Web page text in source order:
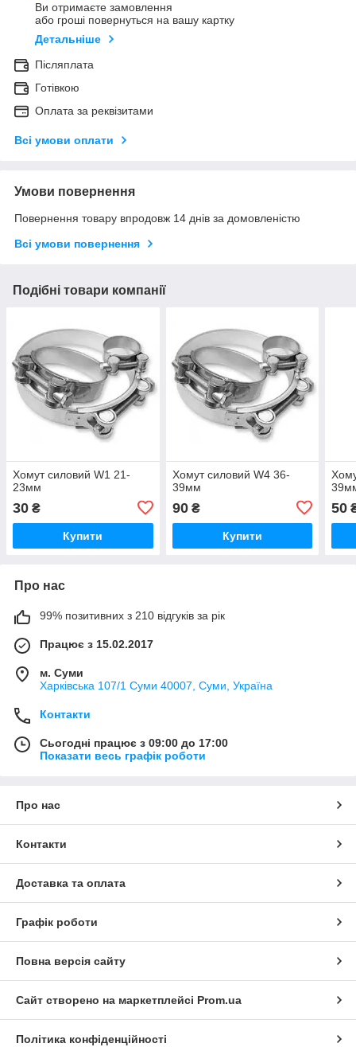
Ви отримаєте замовлення
або гроші повернуться на вашу картку
Детальніше
Післяплата
Готівкою
Оплата за реквізитами
Всі умови оплати
Умови повернення
Повернення товару впродовж 14 днів за домовленістю
Всі умови повернення
Подібні товари компанії
Хомут силовий W1 21-
23мм
30 ₴
Купити
Хомут силовий W4 36-
39мм
90₴
Купити
50
Про нас
99% позитивних з 210 відгуків за рік
Працює з 15.02.2017
м. Суми
Харківська 107/1 Суми 40007, Суми, Україна
Контакти
Сьогодні працює з 09:00 до 17:00
Показати весь графік роботи
Про нас
Контакти
Доставка та оплата
Графік роботи
Повна версія сайту
Сайт створено на маркетплейсі Prom.ua
Політика конфіденційності